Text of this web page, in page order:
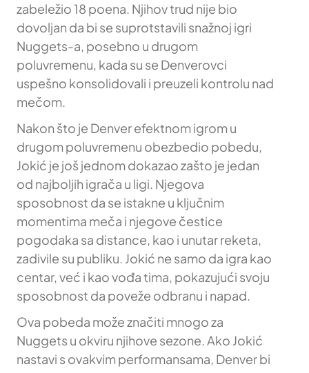
zabeležio 18 poena. Njihov trud nije bio
dovoljan da bi se suprotstavili snažnoj igri
Nuggets-a, posebno u drugom
poluvremenu, kada su se Denverovci
uspešno konsolidovali i preuzeli kontrolu nad
mečom.
Nakon što je Denver efektnom igrom u
drugom poluvremenu obezbedio pobedu,
Jokić je još jednom dokazao zašto je jedan
od najboljih igrača u ligi. Njegova
sposobnost da se istakne u ključnim
momentima meča i njegove čestice
pogodaka sa distance, kao i unutar reketa,
zadivile su publiku. Jokić ne samo da igra kao
centar, već i kao vođa tima, pokazujući svoju
sposobnost da poveže odbranu i napad.
Ova pobeda može značiti mnogo za
Nuggets u okviru njihove sezone. Ako Jokić
nastavi s ovakvim performansama, Denver bi